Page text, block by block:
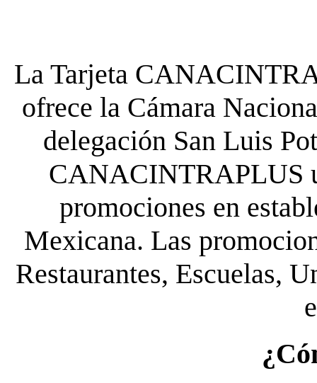
La Tarjeta
ofrece la Cámara
delegación San Luis
CANACINTRAPLUS
promociones en
Mexicana. Las
Restaurantes, Escuelas,